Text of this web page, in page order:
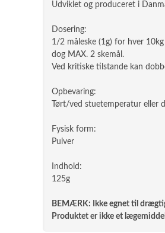
Udviklet og produceret i
Dosering:
1/2 måleske (1g) for hver
dog MAX. 2 skemål.
Ved kritiske tilstande kan
Opbevaring:
Tørt/ved stuetemperatur eller
Fysisk form:
Pulver
Indhold:
125g
BEMÆRK: Ikke egnet til
Produktet er ikke et